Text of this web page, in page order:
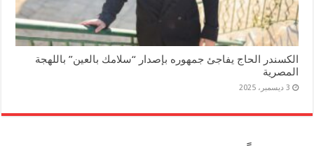
الكسندر الحاج يفاجئ جمهوره بإصدار “سلامك بالعين” باللهجة
المصرية
3 ديسمبر، 2025